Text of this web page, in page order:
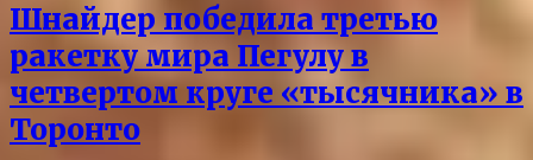
Шнайдер победила третью
ракетку мира Пегулу в
четвертом круге «тысячника» в
Торонто